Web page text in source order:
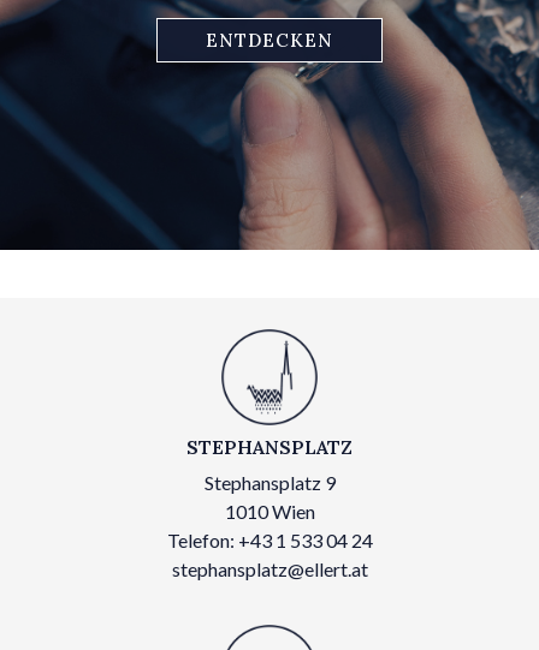
ENTDECKEN
STEPHANSPLATZ
Stephansplatz 9
1010 Wien
Telefon: +43 1 533 04 24
stephansplatz@ellert.at